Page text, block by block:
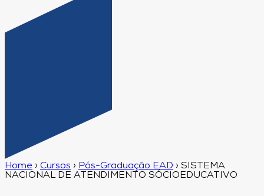
Home › Cursos › Pós-Graduação EAD › SISTEMA
NACIONAL DE ATENDIMENTO SÓCIOEDUCATIVO